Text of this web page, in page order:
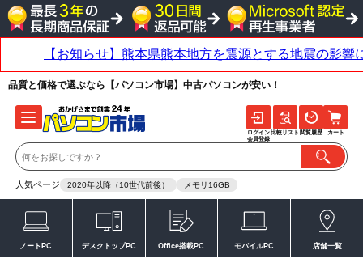
品質と価格で選ぶなら【パソコン市場】中古パソコンが安い！
人気ページ 2020年以降（10世代前後） メモリ16GB
ログイン
会員登録
比較リスト 閲覧履歴 カート
ノートPC デスクトップPC Office搭載PC モバイルPC 店舗一覧